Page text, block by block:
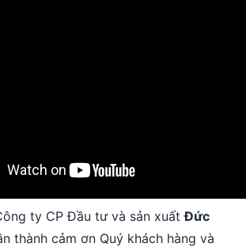
ty CP Đầu tư và sản xuấtĐức
thành cảm ơn Quý khách hàng và